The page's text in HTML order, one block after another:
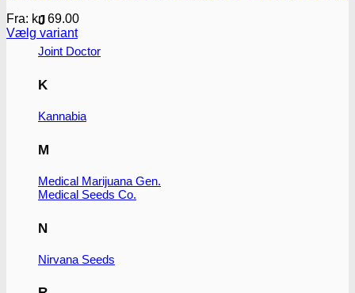
J
Joint Doctor
K
Kannabia
M
Medical Marijuana Gen.
Medical Seeds Co.
N
Nirvana Seeds
Fra: kr.69.00
Vælg variant
Mulighederne
vælges
varesiden